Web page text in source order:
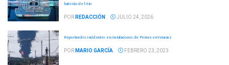
baterías de litio
POR REDACCIÓN JULIO 24, 2026
Reportan dos incidentes en instalaciones de Pemex en Veracruz
POR MARIO GARCÍA FEBRERO 23, 2023